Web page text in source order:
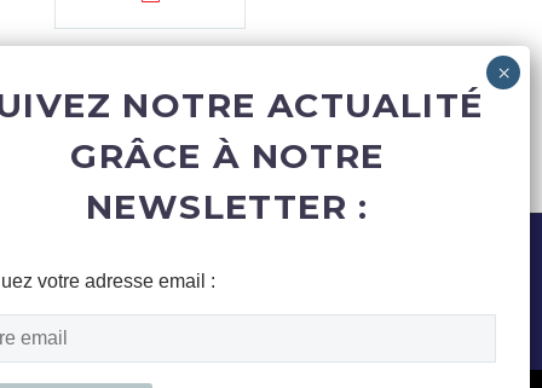
Mentions légales
NOTRE ACTUALITÉ
GRÂCE À NOTRE
NEWSLETTER :
votre adresse email :